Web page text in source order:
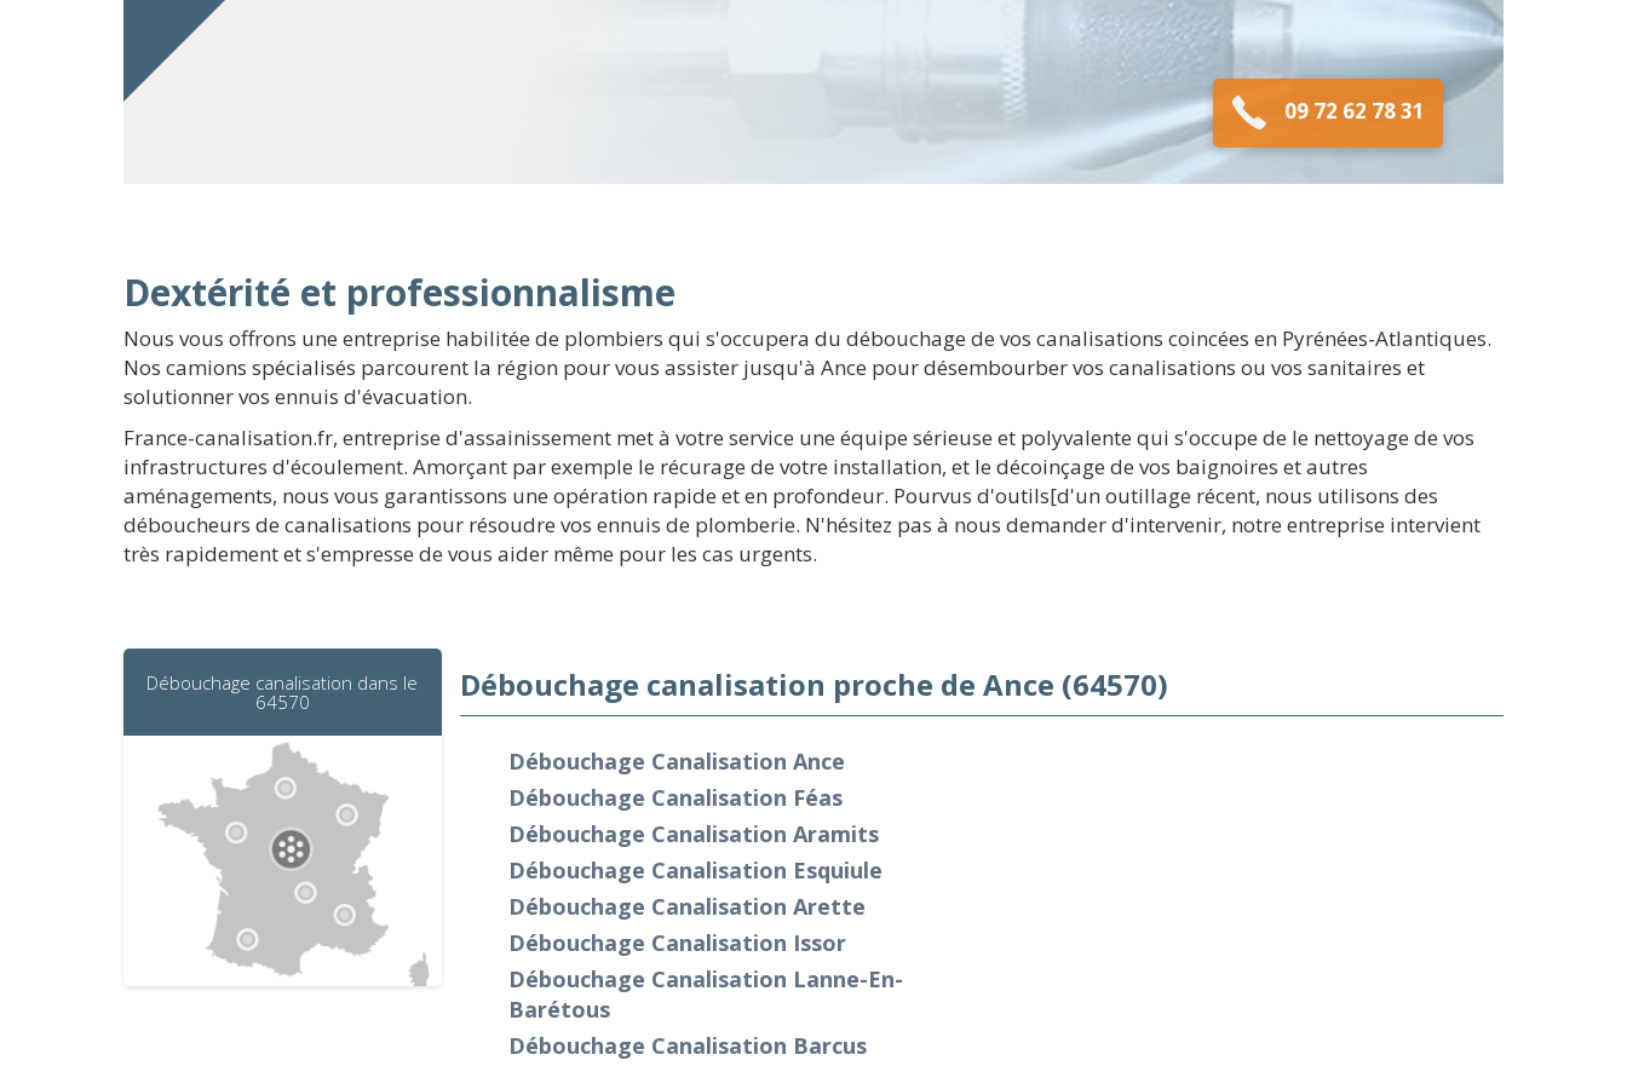
09 72 62 78 31
Dextérité et professionnalisme
Nous vous offrons une entreprise habilitée de plombiers qui s'occupera du débouchage de vos canalisations coincées en Pyrénées-Atlantiques.
Nos camions spécialisés parcourent la région pour vous assister jusqu'à Ance pour désembourber vos canalisations ou vos sanitaires et
solutionner vos ennuis d'évacuation.
France-canalisation.fr, entreprise d'assainissement met à votre service une équipe sérieuse et polyvalente qui s'occupe de le nettoyage de vos
infrastructures d'écoulement. Amorçant par exemple le récurage de votre installation, et le décoinçage de vos baignoires et autres
aménagements, nous vous garantissons une opération rapide et en profondeur. Pourvus d'outils[d'un outillage récent, nous utilisons des
déboucheurs de canalisations pour résoudre vos ennuis de plomberie. N'hésitez pas à nous demander d'intervenir, notre entreprise intervient
très rapidement et s'empresse de vous aider même pour les cas urgents.
Débouchage canalisation dans le
64570
Débouchage canalisation proche de Ance (64570)
Débouchage Canalisation Ance
Débouchage Canalisation Féas
Débouchage Canalisation Aramits
Débouchage Canalisation Esquiule
Débouchage Canalisation Arette
Débouchage Canalisation Issor
Débouchage Canalisation Lanne-En-
Barétous
Débouchage Canalisation Barcus